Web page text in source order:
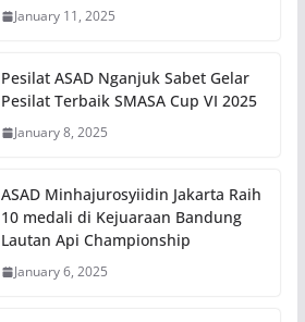
January 11, 2025
Pesilat ASAD Nganjuk Sabet Gelar
Pesilat Terbaik SMASA Cup VI 2025
January 8, 2025
ASAD Minhajurosyiidin Jakarta Raih
10 medali di Kejuaraan Bandung
Lautan Api Championship
January 6, 2025